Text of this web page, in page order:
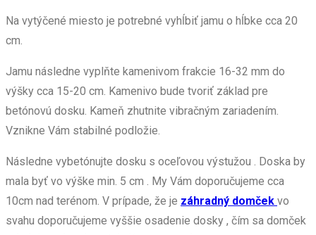
Na vytýčené miesto je potrebné vyhĺbiť jamu o hĺbke cca 20
cm.
Jamu následne vyplňte kamenivom frakcie 16-32 mm do
výšky cca 15-20 cm. Kamenivo bude tvoriť základ pre
betónovú dosku. Kameň zhutnite vibračným zariadením.
Vznikne Vám stabilné podložie.
Následne vybetónujte dosku s oceľovou výstužou . Doska by
mala byť vo výške min. 5 cm . My Vám doporučujeme cca
10cm nad terénom. V prípade, že je záhradný domček vo
svahu doporučujeme vyššie osadenie dosky , čím sa domček